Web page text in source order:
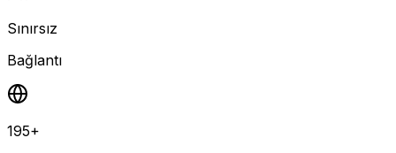
Sınırsız
Bağlantı
195+